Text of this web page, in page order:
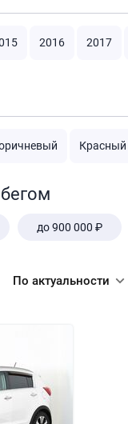
2016 2017
Красный
до 900 000 ₽
По актуальности